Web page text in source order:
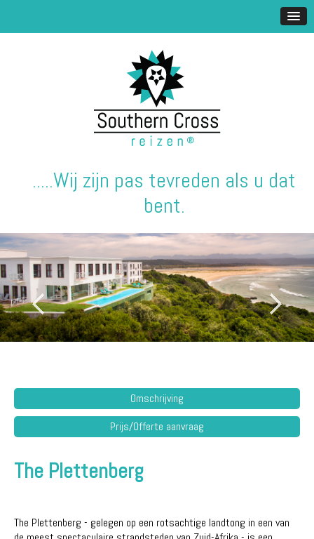
.....Wij zijn pas tevreden als u dat
bent.
Omschrijving
Prijs/Offerte aanvraag
The Plettenberg
The Plettenberg - gelegen op een rotsachtige landtong in een van